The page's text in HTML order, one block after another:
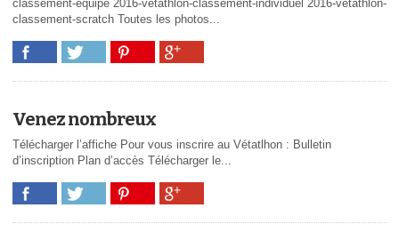
classement-equipe 2016-vetathlon-classement-individuel 2016-vetathlon-
classement-scratch Toutes les photos...
Venez nombreux
Télécharger l’affiche Pour vous inscrire au Vétatlhon : Bulletin
d’inscription Plan d’accès Télécharger le...